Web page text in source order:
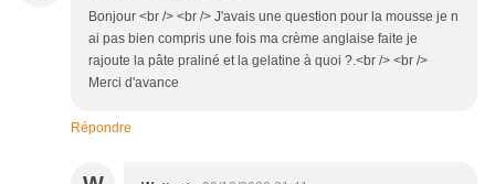
Bonjour <br /> <br /> J'avais une question pour la mousse je n
ai pas bien compris une fois ma crème anglaise faite je
rajoute la pâte praliné et la gelatine à quoi ?.<br /> <br />
Merci d'avance
Répondre